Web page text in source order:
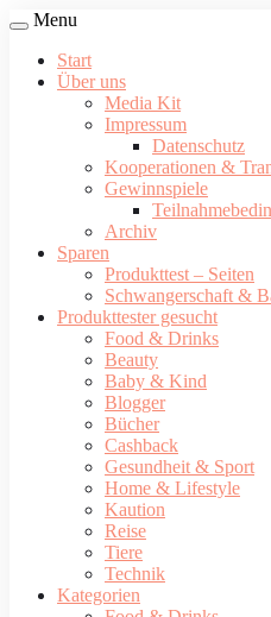
Menu
Start
Über uns
Media Kit
Impressum
Datenschutz
Kooperationen &
Gewinnspiele
Archiv
Sparen
Produkttest – Seiten
Schwangerschaft &
Produkttester gesucht
Food & Drinks
Beauty
Baby & Kind
Blogger
Bücher
Cashback
Gesundheit & Sport
Home & Lifestyle
Kaution
Reise
Tiere
Technik
Kategorien